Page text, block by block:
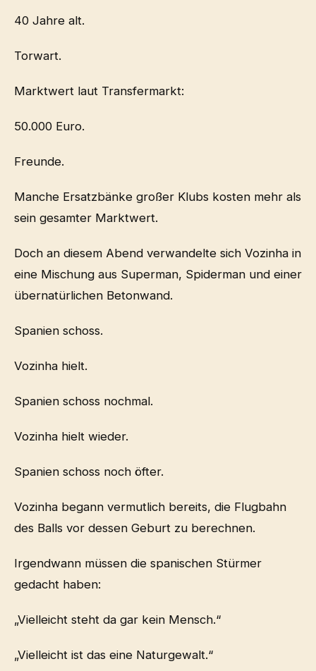
40 Jahre alt.
Torwart.
Marktwert laut Transfermarkt:
50.000 Euro.
Freunde.
Manche Ersatzbänke großer Klubs kosten mehr als
sein gesamter Marktwert.
Doch an diesem Abend verwandelte sich Vozinha in
eine Mischung aus Superman, Spiderman und einer
übernatürlichen Betonwand.
Spanien schoss.
Vozinha hielt.
Spanien schoss nochmal.
Vozinha hielt wieder.
Spanien schoss noch öfter.
Vozinha begann vermutlich bereits, die Flugbahn
des Balls vor dessen Geburt zu berechnen.
Irgendwann müssen die spanischen Stürmer
gedacht haben:
„Vielleicht steht da gar kein Mensch.“
„Vielleicht ist das eine Naturgewalt.“